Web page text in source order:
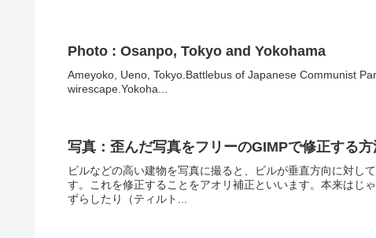
Photo : Osanpo, Tokyo and Yokohama
Ameyoko, Ueno, Tokyo.Battlebus of Japanese Communist
wirescape.Yokoha...
写真：歪んだ写真をフリーのGIMPで修正する方
ビルなどの高い建物を写真に撮ると、ビルが垂直方向に対し
す。これを修正することをアオリ補正といいます。本来はじ
ずらしたり（ティルト...